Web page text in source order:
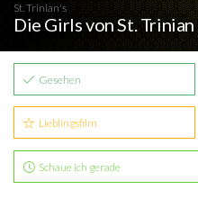
St. Trinian's
Die Girls von St. Trinian
Gesehen
Lieblingsfilm
Schaue ich gerade